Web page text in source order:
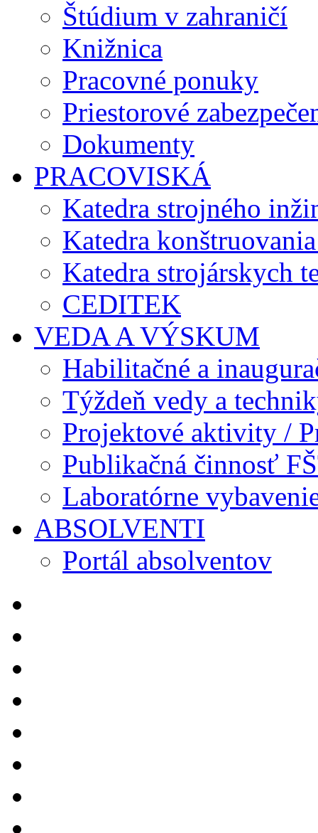
Štúdium v zahraničí
Knižnica
Pracovné ponuky
Priestorové
Dokumenty
PRACOVISKÁ
Katedra strojného
Katedra
Katedra strojárskych
CEDITEK
VEDA A VÝSKUM
Habilitačné a
Týždeň vedy a
Projektové aktivity /
Publikačná činnosť
Laboratórne
ABSOLVENTI
Portál absolventov